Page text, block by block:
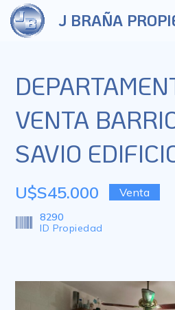
J BRAÑA
VENTA
SAVIO
U$S45.000 Venta
8290
ID Propiedad